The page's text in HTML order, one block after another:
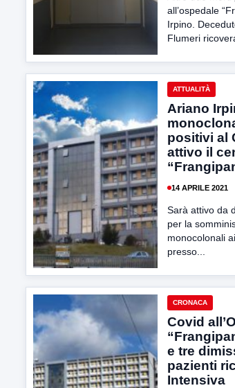
all’ospedale
Irpino.
Flumeri
ATTUALITÀ
Ariano
positivi al
attivo il
14 APRILE 2021
Sarà attivo da
per la
monocolonali
presso...
CRONACA
Covid
e tre
pazienti
Intensiva